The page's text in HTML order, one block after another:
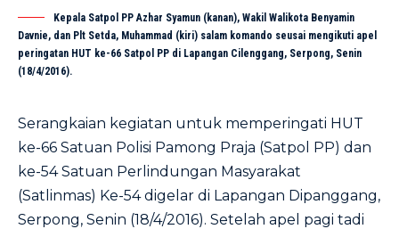
Kepala Satpol PP Azhar Syamun (kanan), Wakil Walikota Benyamin
Davnie, dan Plt Setda, Muhammad (kiri) salam komando seusai mengikuti apel
peringatan HUT ke-66 Satpol PP di Lapangan Cilenggang, Serpong, Senin
(18/4/2016).
Serangkaian kegiatan untuk memperingati HUT
ke-66 Satuan Polisi Pamong Praja (Satpol PP) dan
ke-54 Satuan Perlindungan Masyarakat
(Satlinmas) Ke-54 digelar di Lapangan Dipanggang,
Serpong, Senin (18/4/2016). Setelah apel pagi tadi